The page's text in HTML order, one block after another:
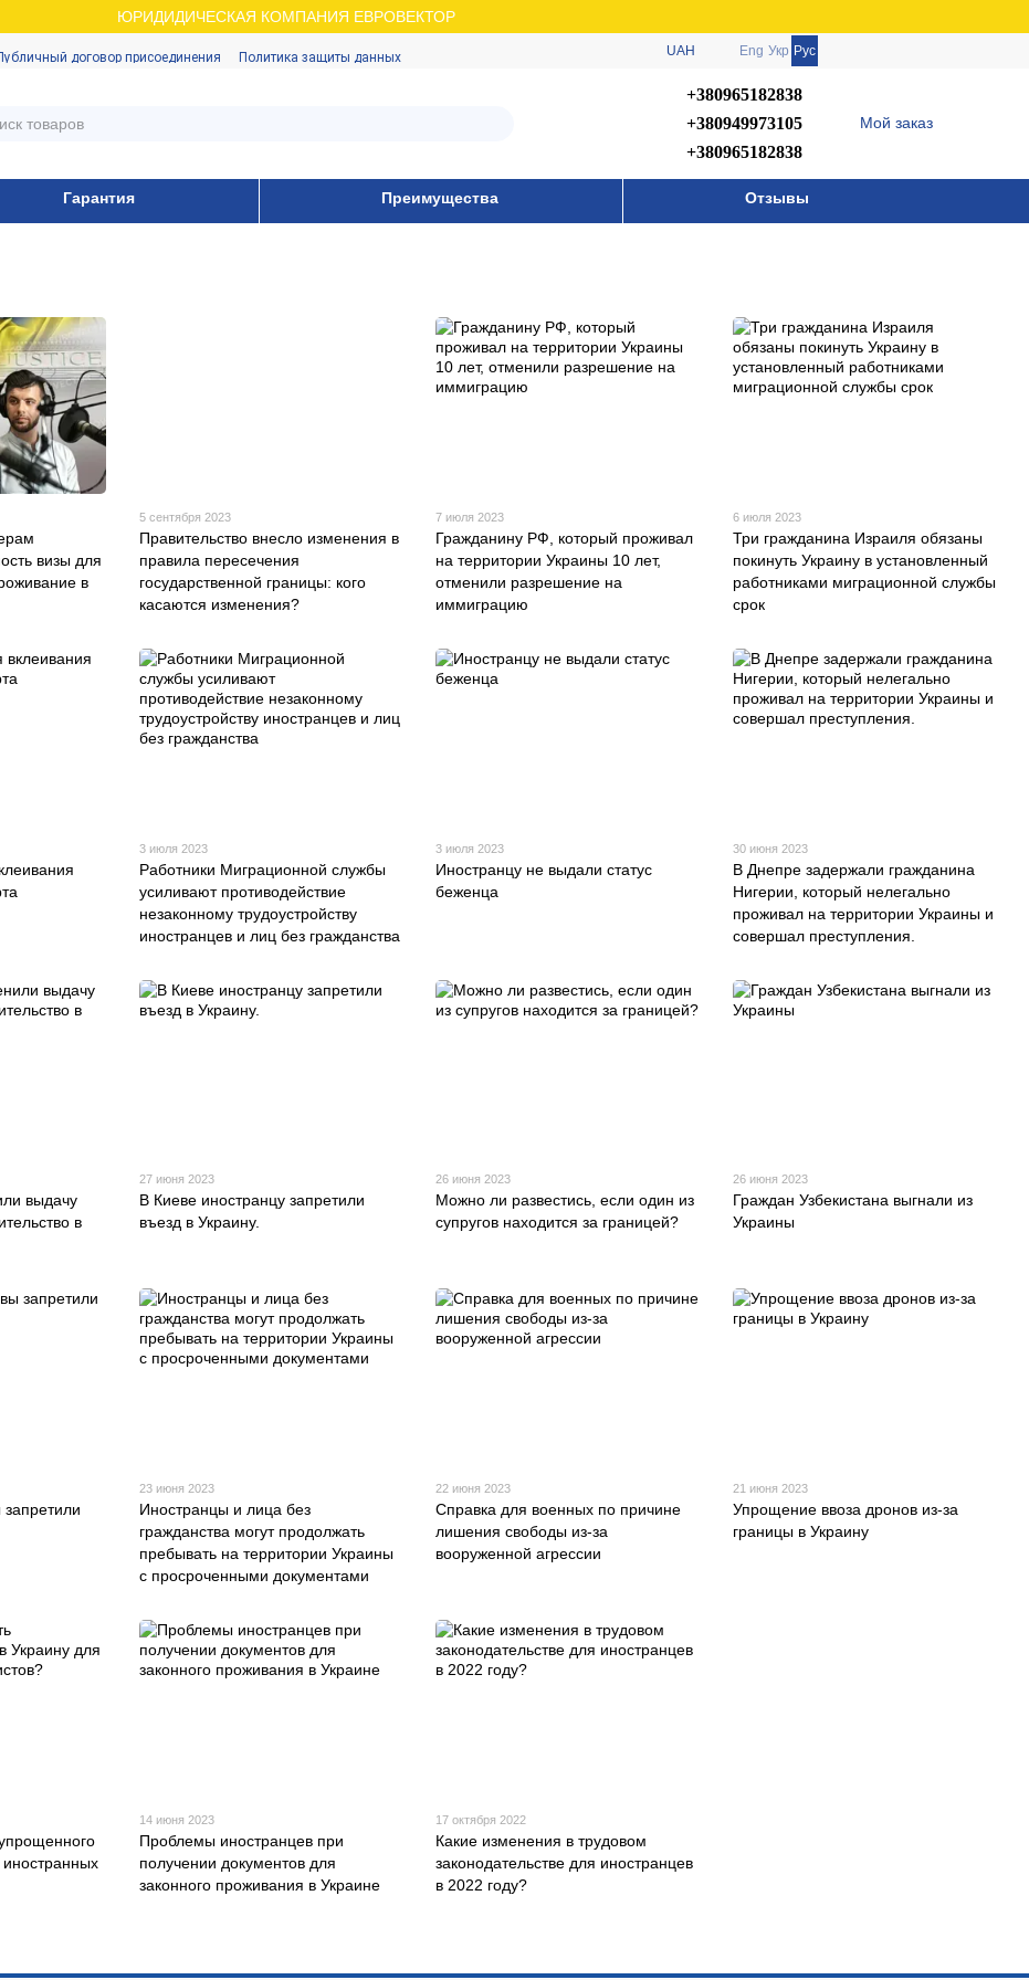
ЮРИДИДИЧЕСКАЯ КОМПАНИЯ ЕВРОВЕКТОР
договор присоединения Политика защиты данных UAH Eng Укр Рус
+380965182838
+380949973105
+380965182838
Мой заказ
Гарантия Преимущества Отзывы
визы для
в
5 сентября 2023
Правительство внесло изменения в
правила пересечения
государственной границы: кого
касаются изменения?
7 июля 2023
Гражданину РФ, который проживал
на территории Украины 10 лет,
отменили разрешение на
иммиграцию
6 июля 2023
Три гражданина Израиля обязаны
покинуть Украину в установленный
работниками миграционной службы
срок
3 июля 2023
Работники Миграционной службы
усиливают противодействие
незаконному трудоустройству
иностранцев и лиц без гражданства
3 июля 2023
Иностранцу не выдали статус
беженца
30 июня 2023
В Днепре задержали гражданина
Нигерии, который нелегально
проживал на территории Украины и
совершал преступления.
выдачу
в
27 июня 2023
В Киеве иностранцу запретили
въезд в Украину.
26 июня 2023
Можно ли развестись, если один из
супругов находится за границей?
26 июня 2023
Граждан Узбекистана выгнали из
Украины
23 июня 2023
Иностранцы и лица без
гражданства могут продолжать
пребывать на территории Украины
с просроченными документами
22 июня 2023
Справка для военных по причине
лишения свободы из-за
вооруженной агрессии
21 июня 2023
Упрощение ввоза дронов из-за
границы в Украину
14 июня 2023
Проблемы иностранцев при
получении документов для
законного проживания в Украине
17 октября 2022
Какие изменения в трудовом
законодательстве для иностранцев
в 2022 году?